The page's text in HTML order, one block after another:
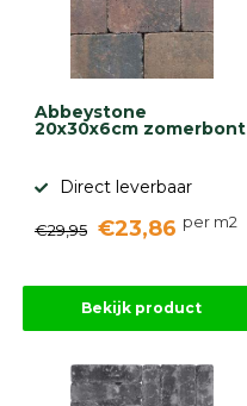
Abbeystone
20x30x6cm zomerbont
Direct leverbaar
€29,95 €23,86 per m2
Bekijk product